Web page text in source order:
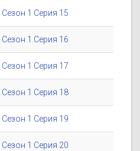
1 Серия 15
1 Серия 16
1 Серия 17
1 Серия 18
1 Серия 19
1 Серия 20